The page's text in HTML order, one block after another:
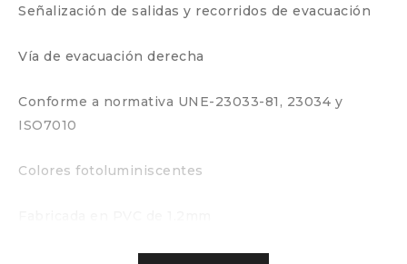
Señalización de salidas y recorridos de evacuación
Vía de evacuación derecha
Conforme a normativa UNE-23033-81, 23034 y
ISO7010
Colores fotoluminiscentes